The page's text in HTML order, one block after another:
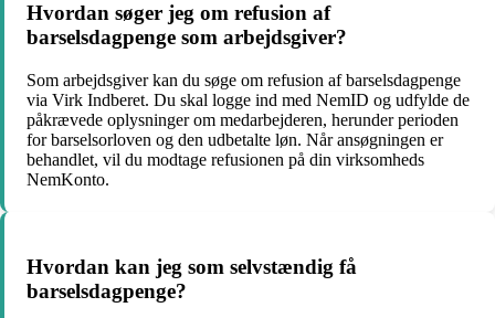
Hvordan søger jeg om refusion af
barselsdagpenge som arbejdsgiver?
Som arbejdsgiver kan du søge om refusion af barselsdagpenge
via Virk Indberet. Du skal logge ind med NemID og udfylde de
påkrævede oplysninger om medarbejderen, herunder perioden
for barselsorloven og den udbetalte løn. Når ansøgningen er
behandlet, vil du modtage refusionen på din virksomheds
NemKonto.
Hvordan kan jeg som selvstændig få
barselsdagpenge?